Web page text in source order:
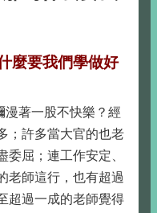
麼要我們學做好
著一股不快樂？經
；許多當大官的也老
屈；連工作安定、
老師這行，也有超過
超過一成的老師覺得